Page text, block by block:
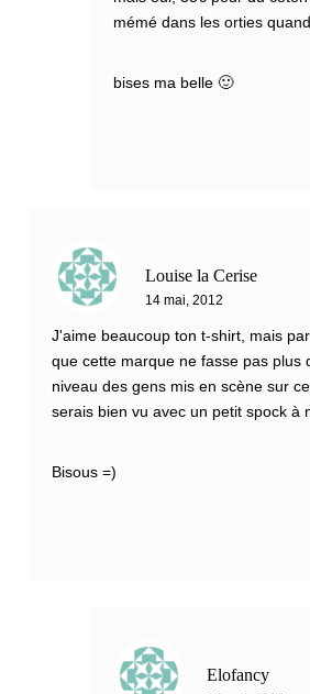
mémé dans les orties
bises ma belle 🙂
Louise la Cerise
14 mai, 2012
J'aime beaucoup ton t-shirt, mais
que cette marque ne fasse pas plus
niveau des gens mis en scène sur
serais bien vu avec un petit spock à
Bisous =)
Elofancy